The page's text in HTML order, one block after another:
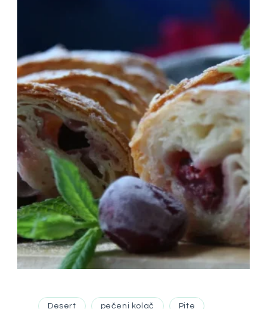
Desert pečeni kolač Pite